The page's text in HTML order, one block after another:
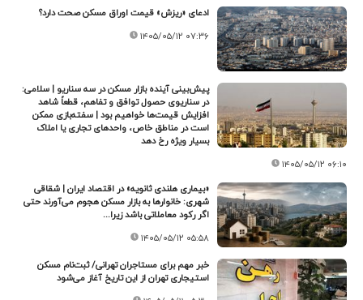
ادعای «ریزش» قیمت اوراق مسکن صحت دارد؟
۱۴۰۵/۰۵/۱۲ ۰۷:۳۶
پیش‌بینی آینده بازار مسکن در سه سناریو | سلامی:
در سناریوی حصول توافق و تفاهم، قطعاً شاهد
افزایش قیمت‌ها خواهیم بود | سفته‌بازی ممکن
است در مناطق خاص، واحدهای تجاری یا املاک
بسیار ویژه رخ دهد
۱۴۰۵/۰۵/۱۲ ۰۶:۱۰
«بیماری هلندی ثانویه» در اقتصاد ایران | شقاقی
شهری: خانوارها به بازار مسکن هجوم می‌آورند حتی
اگر رکود معاملاتی باشد زیرا...
۱۴۰۵/۰۵/۱۲ ۰۵:۵۸
خبر مهم برای مستاجران تهرانی/ ثبت‌نام مسکن
استیجاری تهران از این تاریخ آغاز می‌شود